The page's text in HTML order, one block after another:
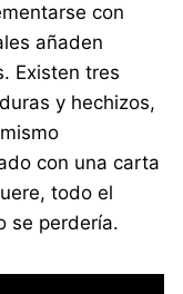
con
añaden
Existen tres
y hechizos,
con una carta
todo el
se perdería.